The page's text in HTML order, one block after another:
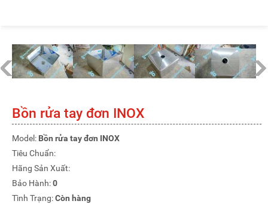
Bồn rửa tay đơn INOX
Model: Bồn rửa tay đơn INOX
Tiêu Chuẩn:
Hãng Sản Xuất:
Bảo Hành:0
Tình Trạng:Còn hàng